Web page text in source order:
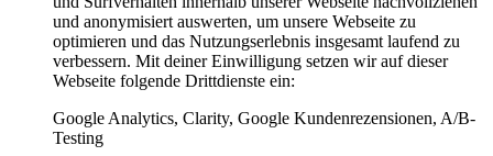
und anonymisiert auswerten, um unsere Webseite zu
optimieren und das Nutzungserlebnis insgesamt laufend zu
verbessern. Mit deiner Einwilligung setzen wir auf dieser
Webseite folgende Drittdienste ein:
Google Analytics, Clarity, Google Kundenrezensionen, A/B-
Testing